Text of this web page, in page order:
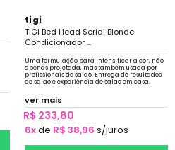
tigi
TIGI Bed Head Serial Blonde
Condicionador ...
Uma formulação para intensificar a cor, não
apenas projetada, mas também usada por
profissionais de salão. Entrega de resultados
de salão e experiência de salão em casa.
ver mais
R$ 233,80
6xde R$ 38,96 s/juros